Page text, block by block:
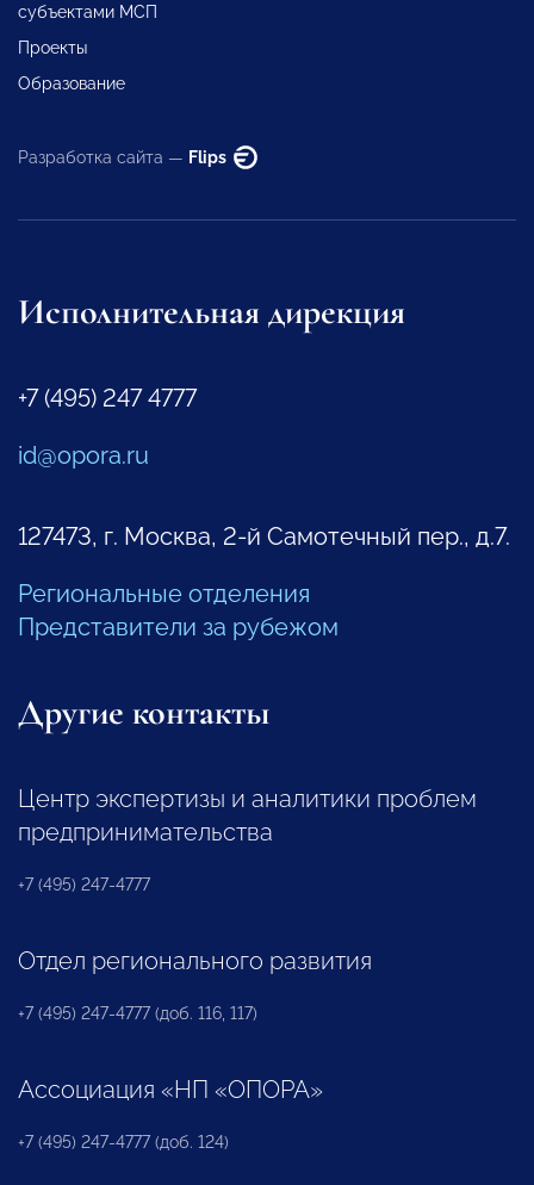
субъектами МСП
Проекты
Образование
Разработка сайта — Flips
Исполнительная дирекция
+7 (495) 247 4777
id@opora.ru
127473, г. Москва, 2-й Самотечный пер., д.7.
Региональные отделения
Представители за рубежом
Другие контакты
Центр экспертизы и аналитики проблем
предпринимательства
+7 (495) 247-4777
Отдел регионального развития
+7 (495) 247-4777 (доб. 116, 117)
Ассоциация «НП «ОПОРА»
+7 (495) 247-4777 (доб. 124)